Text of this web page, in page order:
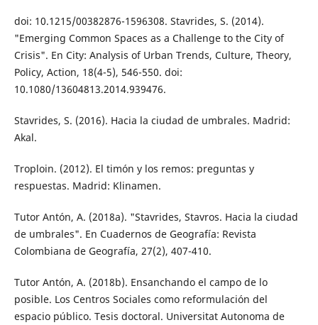
doi: 10.1215/00382876-1596308. Stavrides, S. (2014).
"Emerging Common Spac­es as a Challenge to the City of
Crisis". En City: Analysis of Urban Trends, Culture, Theory,
Policy, Action, 18(4-5), 546-550. doi:
10.1080/13604813.2014.939476.
Stavrides, S. (2016). Hacia la ciudad de umbra­les. Madrid:
Akal.
Troploin. (2012). El timón y los remos: pregun­tas y
respuestas. Madrid: Klinamen.
Tutor Antón, A. (2018a). "Stavrides, Stavros. Hacia la ciudad
de umbrales". En Cuader­nos de Geografía: Revista
Colombiana de Geografía, 27(2), 407-410.
Tutor Antón, A. (2018b). Ensanchando el campo de lo
posible. Los Centros Sociales como reformulación del
espacio público. Tesis doctoral. Universitat Autonoma de